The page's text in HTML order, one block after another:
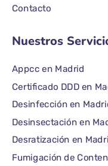
Contacto
Nuestros
Appcc en Madrid
Certificado DDD en
Desinfección en
Desinsectación en
Desratización en
Fumigación de